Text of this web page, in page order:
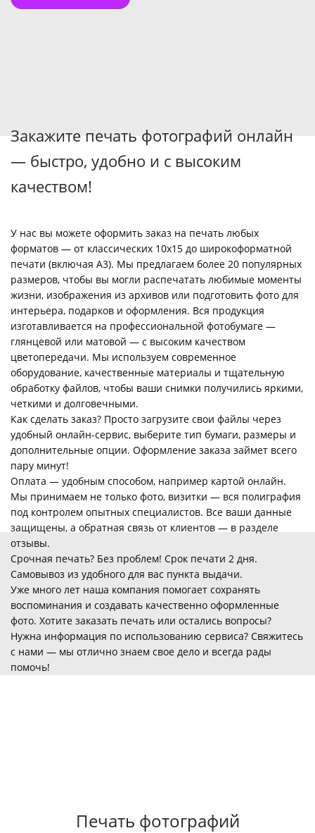
Закажите печать фотографий онлайн
— быстро, удобно и с высоким
качеством!
У нас вы можете оформить заказ на печать любых
форматов — от классических 10х15 до широкоформатной
печати (включая А3). Мы предлагаем более 20 популярных
размеров, чтобы вы могли распечатать любимые моменты
жизни, изображения из архивов или подготовить фото для
интерьера, подарков и оформления. Вся продукция
изготавливается на профессиональной фотобумаге —
глянцевой или матовой — с высоким качеством
цветопередачи. Мы используем современное
оборудование, качественные материалы и тщательную
обработку файлов, чтобы ваши снимки получились яркими,
четкими и долговечными.
Как сделать заказ? Просто загрузите свои файлы через
удобный онлайн-сервис, выберите тип бумаги, размеры и
дополнительные опции. Оформление заказа займет всего
пару минут!
Оплата — удобным способом, например картой онлайн.
Мы принимаем не только фото, визитки — вся полиграфия
под контролем опытных специалистов. Все ваши данные
защищены, а обратная связь от клиентов — в разделе
отзывы.
Срочная печать? Без проблем! Срок печати 2 дня.
Самовывоз из удобного для вас пункта выдачи.
Уже много лет наша компания помогает сохранять
воспоминания и создавать качественно оформленные
фото. Хотите заказать печать или остались вопросы?
Нужна информация по использованию сервиса? Свяжитесь
с нами — мы отлично знаем свое дело и всегда рады
помочь!
Печать фотографий